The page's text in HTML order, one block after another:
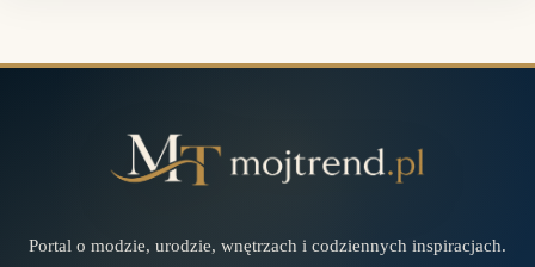
Portal o modzie, urodzie, wnętrzach i codziennych inspiracjach.